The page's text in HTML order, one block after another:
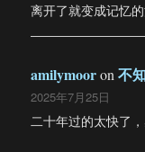
离开了就变成记忆的
amilymooron不
2025年7月25日
二十年过的太快了